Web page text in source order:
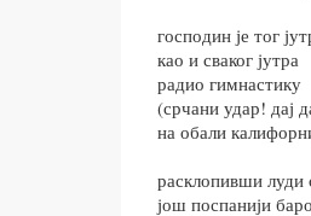
господин је тог
као и сваког јутра
радио гимнастику
(срчани удар! дај
на обали
расклопивши луди
још поспанији